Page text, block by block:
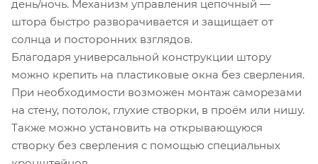
день/ночь. Механизм управления цепочный —
штора быстро разворачивается и защищает от
солнца и посторонних взглядов.
Благодаря универсальной конструкции штору
можно крепить на пластиковые окна без сверления.
При необходимости возможен монтаж саморезами
на стену, потолок, глухие створки, в проём или нишу.
Также можно установить на открывающуюся
створку без сверления с помощью специальных